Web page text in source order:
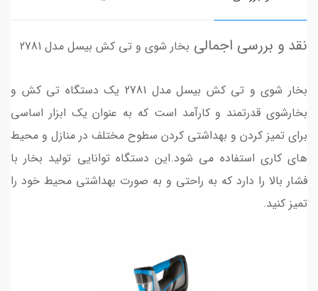
نقد و بررسی اجمالی بخار شوی و تی کش بیسل مدل 2781
بخار شوی و تی کش بیسل مدل 2781 یک دستگاه تی کش و
بخارشوی قدرتمند و کارآمد است که به عنوان یک ابزار اساسی
برای تمیز کردن و بهداشتی کردن سطوح مختلف در منازل و محیط
های کاری استفاده می شود.این دستگاه توانایی تولید بخار با
فشار بالا را دارد که به راحتی و به صورت بهداشتی محیط خود را
تمیز کنید.